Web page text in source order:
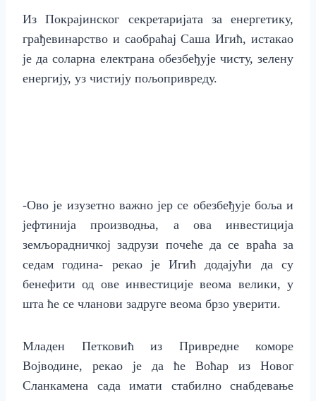
Из Покрајинског секретаријата за енергетику,
грађевинарство и саобраћај Саша Игић, истакао
је да соларна електрана обезбеђује чисту, зелену
енергију, уз чистију пољопривреду.
-Ово је изузетно важно јер се обезбеђује боља и
јефтинија производња, а ова инвестиција
земљорадничкој задрузи почеће да се враћа за
седам година- рекао је Игић додајући да су
бенефити од ове инвестиције веома велики, у
шта ће се чланови задруге веома брзо уверити.
Младен Петковић из Привредне коморе
Војводине, рекао је да ће Воћар из Новог
Сланкамена сада имати стабилно снабдевање